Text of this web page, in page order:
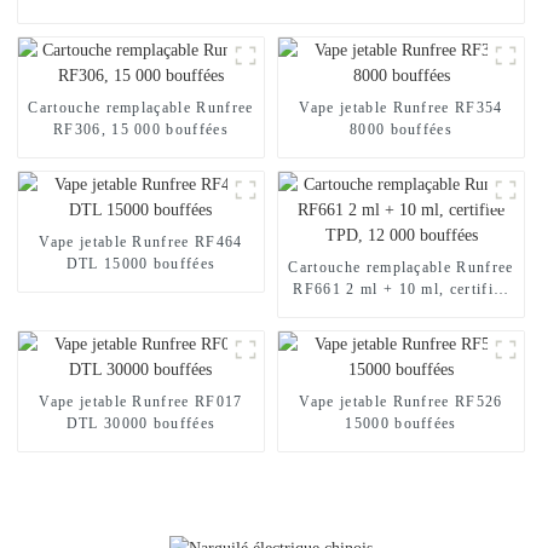
Cartouche remplaçable Runfree
RF306, 15 000 bouffées
Vape jetable Runfree RF354
8000 bouffées
Vape jetable Runfree RF464
DTL 15000 bouffées
Cartouche remplaçable Runfree
RF661 2 ml + 10 ml, certifiée
Vape jetable Runfree RF017
DTL 30000 bouffées
Vape jetable Runfree RF526
15000 bouffées